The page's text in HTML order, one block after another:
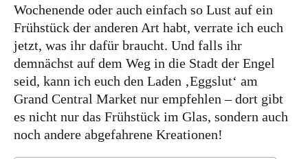
USA
Westküste
Ostküste
Hawaii
Asien
China
Wochenende oder auch einfach so Lust auf ein
Frühstück der anderen Art habt, verrate ich euch
jetzt, was ihr dafür braucht. Und falls ihr
demnächst auf dem Weg in die Stadt der Engel
seid, kann ich euch den Laden ‚Eggslut‘ am
Grand Central Market nur empfehlen – dort gibt
es nicht nur das Frühstück im Glas, sondern auch
noch andere abgefahrene Kreationen!